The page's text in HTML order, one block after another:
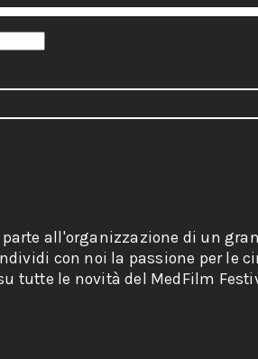
all'organizzazione di un
con noi la passione per le
tutte le novità del MedFilm